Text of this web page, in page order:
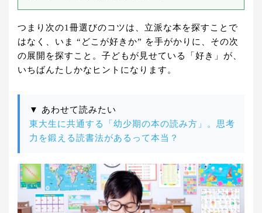
つまり次の1冊選びのコツは、立派な本を探すことで
はなく、いま “どこが好きか” を手がかりに、その次
の展開を探すこと。子どもが見せている「好き」が、
いちばんたしかなヒントになります。
▼ あわせて読みたい
東大生に共通する「幼少期の本の読み方」。思考
力を鍛える読書法があるって本当？